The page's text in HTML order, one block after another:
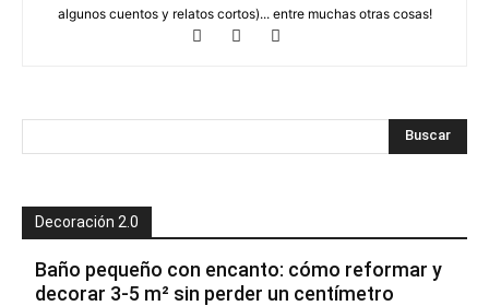
algunos cuentos y relatos cortos)... entre muchas otras cosas!
Decoración 2.0
Baño pequeño con encanto: cómo reformar y
decorar 3-5 m² sin perder un centímetro